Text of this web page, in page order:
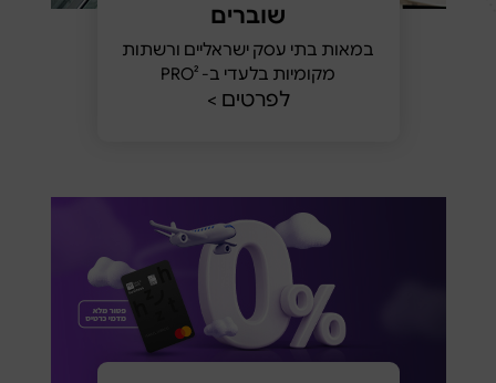
שוברים
במאות בתי עסק ישראליים ורשתות
מקומיות בלעדי ב- PRO²
לפרטים >